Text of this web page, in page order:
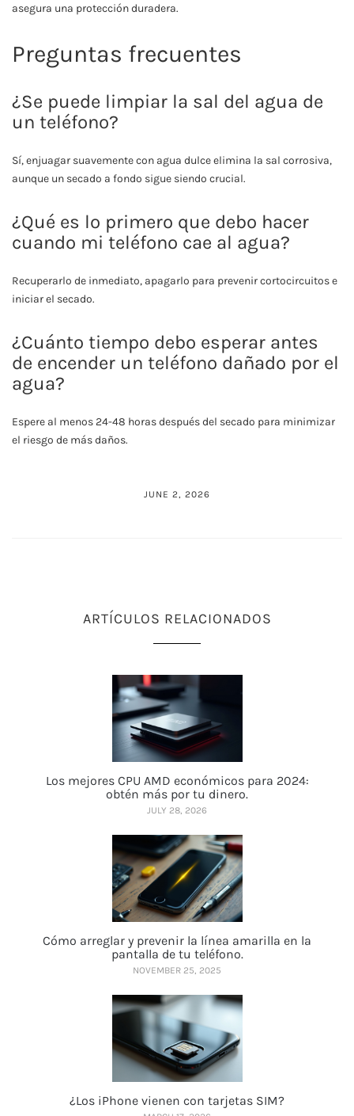
asegura una protección duradera.
Preguntas frecuentes
¿Se puede limpiar la sal del agua de
un teléfono?
Sí, enjuagar suavemente con agua dulce elimina la sal corrosiva,
aunque un secado a fondo sigue siendo crucial.
¿Qué es lo primero que debo hacer
cuando mi teléfono cae al agua?
Recuperarlo de inmediato, apagarlo para prevenir cortocircuitos e
iniciar el secado.
¿Cuánto tiempo debo esperar antes
de encender un teléfono dañado por el
agua?
Espere al menos 24-48 horas después del secado para minimizar
el riesgo de más daños.
JUNE 2, 2026
ARTÍCULOS RELACIONADOS
Los mejores CPU AMD económicos para 2024:
obtén más por tu dinero.
JULY 28, 2026
Cómo arreglar y prevenir la línea amarilla en la
pantalla de tu teléfono.
NOVEMBER 25, 2025
¿Los iPhone vienen con tarjetas SIM?